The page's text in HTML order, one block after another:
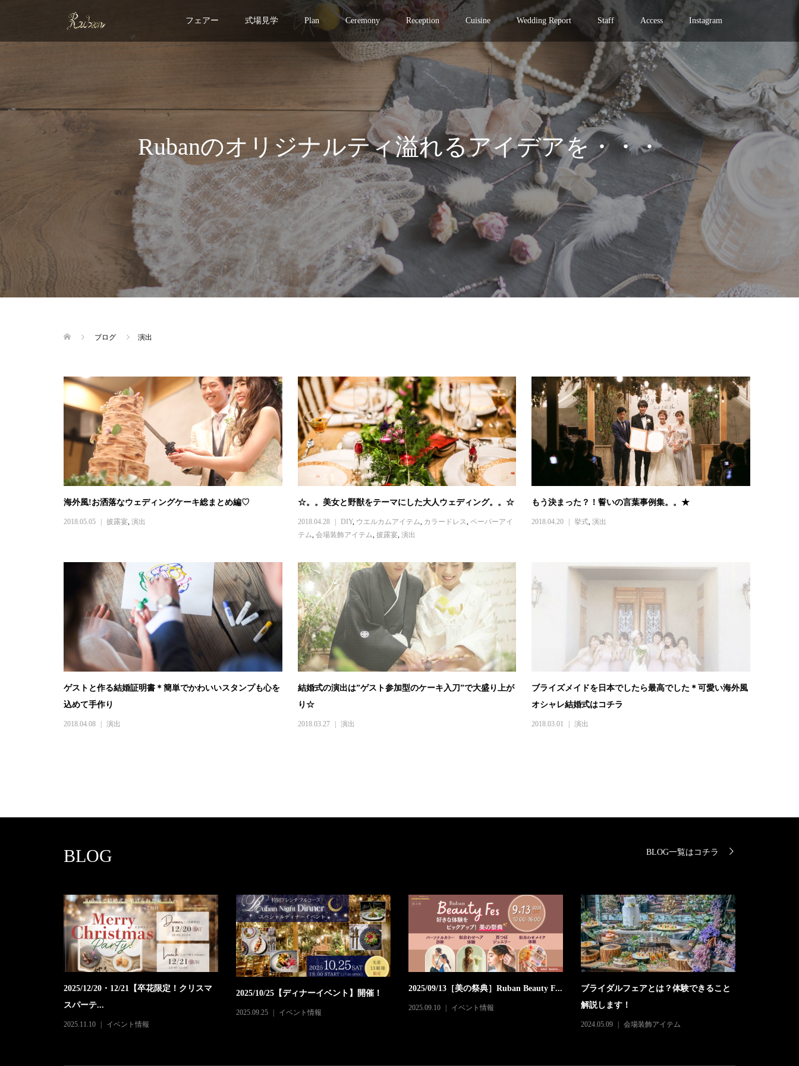
フェアー 式場見学 Plan Ceremony Reception Cuisine Wedding Report Staff Access Instagram
Rubanのオリジナルティ溢れるアイデアを・・・
ブログ 演出
海外風!お洒落なウェディングケーキ総まとめ編♡
2018.05.05 披露宴 演出
☆。。美女と野獣をテーマにした大人ウェディング。。☆
2018.04.28 DIY, ウエルカムアイテム カラードレス ペーパーアイ
テム 会場装飾アイテム 披露宴, 演出
もう決まった？！誓いの言葉事例集。。★
2018.04.20 挙式 演出
ゲストと作る結婚証明書＊簡単でかわいいスタンプも心を
込めて手作り
2018.04.08 演出
結婚式の演出は”ゲスト参加型のケーキ入刀”で大盛り上が
り☆
2018.03.27 演出
ブライズメイドを日本でしたら最高でした＊可愛い海外風
オシャレ結婚式はコチラ
2018.03.01 演出
BLOG BLOG一覧はコチラ
2025/12/20・12/21【卒花限定！クリスマ
スパーテ...
2025.11.10 イベント情報
2025/10/25【ディナーイベント】開催！
2025.09.25 イベント情報
2025/09/13［美の祭典］Ruban Beauty F...
2025.09.10 イベント情報
ブライダルフェアとは？体験できること
解説します！
2024.05.09 会場装飾アイテム